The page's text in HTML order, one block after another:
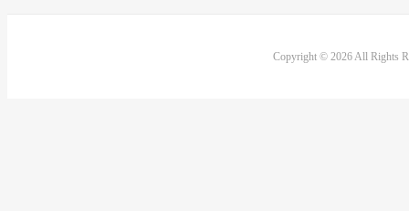
Copyright © 2026 All Rights